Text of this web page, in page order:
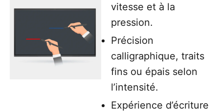
vitesse et à la
pression.
Précision
calligraphique, traits
fins ou épais selon
l’intensité.
Expérience d’écriture